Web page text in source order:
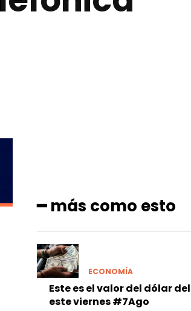
━ más como esto
ECONOMÍA
Este es el valor del dólar
este viernes #7Ago